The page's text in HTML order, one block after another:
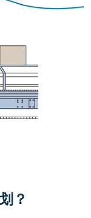
？